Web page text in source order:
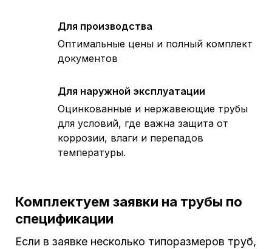
Для производства
Оптимальные цены и полный комплект
документов
Для наружной эксплуатации
Оцинкованные и нержавеющие трубы
для условий, где важна защита от
коррозии, влаги и перепадов
температуры.
Комплектуем заявки на трубы по
спецификации
Если в заявке несколько типоразмеров труб,